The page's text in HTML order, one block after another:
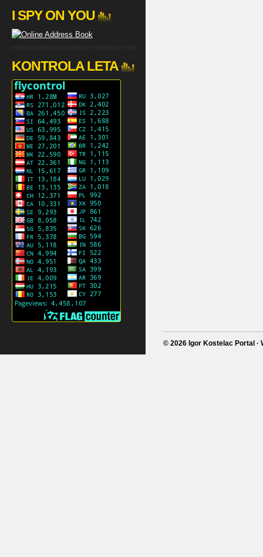
I SPY ON YOU
KONTROLA LETA
© 2026 Igor Kostelac Portal